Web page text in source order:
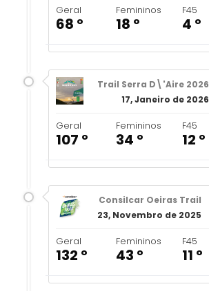
Geral
68 º
Femininos
18 º
F45
4 º
Trail Serra D\'Aire 2026
17, Janeiro de 2026
Geral
107 º
Femininos
34 º
F45
12 º
Consilcar Oeiras Trail
23, Novembro de 2025
Geral
132 º
Femininos
43 º
F45
11 º